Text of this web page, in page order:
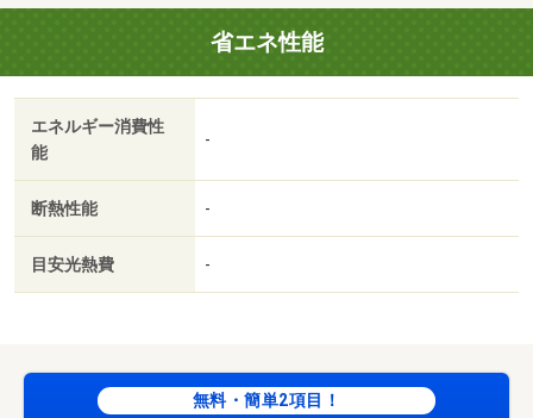
／室内洗濯置／陽当り良好／シューズボックス／システム
キッチン／追焚機能浴室／角住戸／温水洗浄便座／洗面所
独立／２口コンロ／駐輪場／宅配ボックス／ＣＡＴＶ／即
入居可／最上階／敷金不要／対面式キッチン／ＩＨクッキ
ングヒーター／照明付／全居室洋室／保証人不要／駐車２
台可／カードキー／２沿線利用可／物置／ネット使用料不
用可／敷地内ごみ置き場／セキュリティ会社加入済／全居
室６畳以上／プロパンガス／室内物干機／保証会社利用可
／ＩＴ重説 対応物件／セブンイレブン（コンビニ）まで
（スーパー）まで１９２３ｍ／ローソン（コンビニ）まで
２０２０ｍ／ファミリーマート（コンビニ）まで２１９１
省エネ性能
エネルギー消費性
能
-
断熱性能 -
目安光熱費 -
無料・簡単2項目！